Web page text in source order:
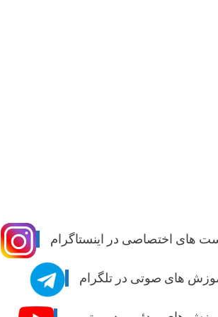
های اختصاصی در اینستاگرام
های صوتی در تلگرام